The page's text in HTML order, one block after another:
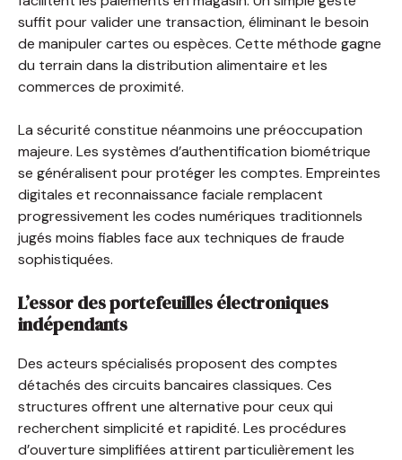
suffit pour valider une transaction, éliminant le besoin
de manipuler cartes ou espèces. Cette méthode gagne
du terrain dans la distribution alimentaire et les
commerces de proximité.
La sécurité constitue néanmoins une préoccupation
majeure. Les systèmes d’authentification biométrique
se généralisent pour protéger les comptes. Empreintes
digitales et reconnaissance faciale remplacent
progressivement les codes numériques traditionnels
jugés moins fiables face aux techniques de fraude
sophistiquées.
L’essor des portefeuilles électroniques
indépendants
Des acteurs spécialisés proposent des comptes
détachés des circuits bancaires classiques. Ces
structures offrent une alternative pour ceux qui
recherchent simplicité et rapidité. Les procédures
d’ouverture simplifiées attirent particulièrement les